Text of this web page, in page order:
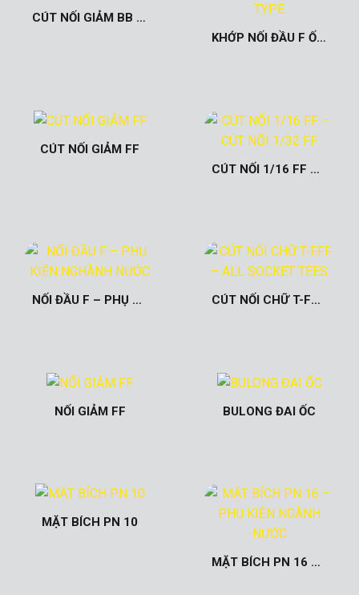
CÚT NỐI GIẢM BB – DOUBLE FLANGED TAPER
KHỚP NỐI ĐẦU F ỐNG HDPE – MECHANICAL JOINT K TYPE
CÚT NỐI GIẢM FF
CÚT NỐI 1/16 FF – CÚT NỐI 1/32 FF
NỐI ĐẦU F – PHỤ KIỆN NGHÀNH NƯỚC CÚT NỐI CHỮ T-FFF – ALL SOCKET TEES
NỐI GIẢM FF BULONG ĐAI ỐC
MẶT BÍCH PN 10
MẶT BÍCH PN 16 – PHỤ KIỆN NGÀNH NƯỚC